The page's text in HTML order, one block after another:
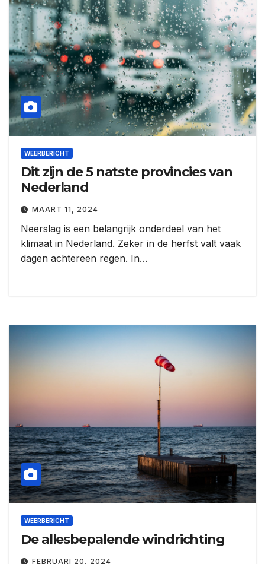
WEERBERICHT
Dit zijn de 5 natste provincies van
Nederland
MAART 11, 2024
Neerslag is een belangrijk onderdeel van het
klimaat in Nederland. Zeker in de herfst valt vaak
dagen achtereen regen. In…
WEERBERICHT
De allesbepalende windrichting
FEBRUARI 20, 2024